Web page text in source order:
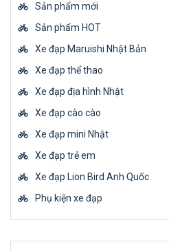
Sản phẩm mới
Sản phẩm HOT
Xe đạp Maruishi Nhật Bản
Xe đạp thể thao
Xe đạp địa hình Nhật
Xe đạp cào cào
Xe đạp mini Nhật
Xe đạp trẻ em
Xe đạp Lion Bird Anh Quốc
Phụ kiện xe đạp